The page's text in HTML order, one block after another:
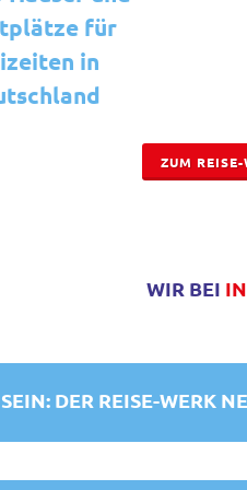
für
in
ZUM
WIR BEI
DER REISE-WERK